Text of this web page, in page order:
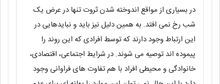
در بسیاری از مواقع اندوخته شدن ثروت تنها در عرض یک
شب رخ نمی افتد. به همین دلیل نیز باید و نبایدهایی در
این ارتباط وجود دارند که توسط افرادی که این روند را
پیموده اند توصیه می شوند. در شرایط اجتماعی، اقتصادی،
خانوادگی و محیطی افراد با هم تفاوت های فراوانی وجود